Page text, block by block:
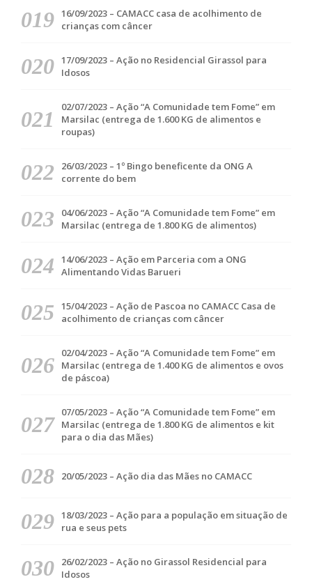
16/09/2023 – CAMACC casa de acolhimento de
crianças com câncer
17/09/2023 – Ação no Residencial Girassol para
Idosos
02/07/2023 – Ação “A Comunidade tem Fome” em
Marsilac (entrega de 1.600 KG de alimentos e
roupas)
26/03/2023 – 1º Bingo beneficente da ONG A
corrente do bem
04/06/2023 – Ação “A Comunidade tem Fome” em
Marsilac (entrega de 1.800 KG de alimentos)
14/06/2023 – Ação em Parceria com a ONG
Alimentando Vidas Barueri
15/04/2023 – Ação de Pascoa no CAMACC Casa de
acolhimento de crianças com câncer
02/04/2023 – Ação “A Comunidade tem Fome” em
Marsilac (entrega de 1.400 KG de alimentos e ovos
de páscoa)
07/05/2023 – Ação “A Comunidade tem Fome” em
Marsilac (entrega de 1.800 KG de alimentos e kit
para o dia das Mães)
20/05/2023 – Ação dia das Mães no CAMACC
18/03/2023 – Ação para a população em situação de
rua e seus pets
26/02/2023 – Ação no Girassol Residencial para
Idosos